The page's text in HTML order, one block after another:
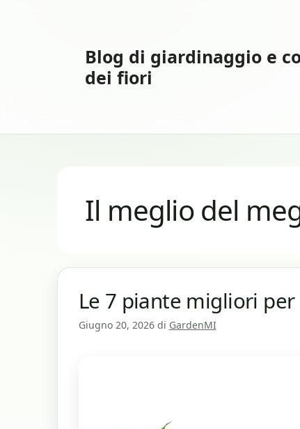
Blog di giardinaggio e
dei fiori
Il meglio del
Le 7 piante migliori
Giugno 20, 2026 di GardenMI